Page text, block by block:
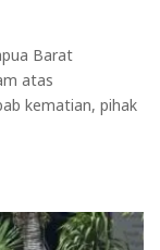
Barat
atas
kematian, pihak